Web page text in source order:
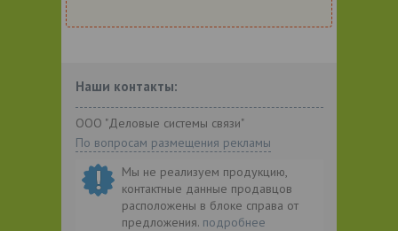
Наши контакты:
ООО "Деловые системы связи"
По вопросам размещения рекламы
Мы не реализуем продукцию,
контактные данные продавцов
расположены в блоке справа от
предложения. подробнее